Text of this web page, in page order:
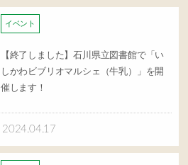
イベント
【終了しました】石川県立図書館で「い
しかわビブリオマルシェ（牛乳）」を開
催します！
2024.04.17